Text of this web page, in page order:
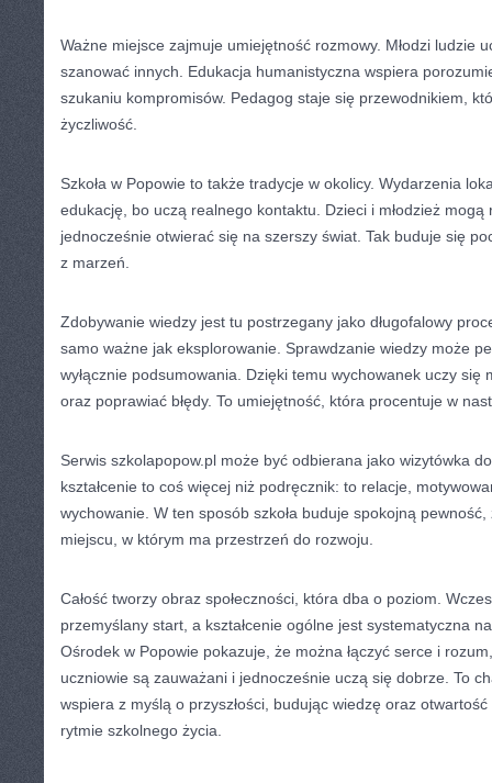
Ważne miejsce zajmuje umiejętność rozmowy. Młodzi ludzie
szanować innych. Edukacja humanistyczna wspiera
szukaniu kompromisów. Pedagog staje się przewodnikiem,
życzliwość.
Szkoła w Popowie to także tradycje w okolicy. Wydarzenia
edukację, bo uczą realnego kontaktu. Dzieci i młodzież
jednocześnie otwierać się na szerszy świat. Tak buduje się
z marzeń.
Zdobywanie wiedzy jest tu postrzegany jako długofalowy
samo ważne jak eksplorowanie. Sprawdzanie wiedzy może
wyłącznie podsumowania. Dzięki temu wychowanek uczy się
oraz poprawiać błędy. To umiejętność, która procentuje w
Serwis szkolapopow.pl może być odbierana jako wizytówka
kształcenie to coś więcej niż podręcznik: to relacje,
wychowanie. W ten sposób szkoła buduje spokojną
miejscu, w którym ma przestrzeń do rozwoju.
Całość tworzy obraz społeczności, która dba o poziom.
przemyślany start, a kształcenie ogólne jest systematyczna
Ośrodek w Popowie pokazuje, że można łączyć serce i
uczniowie są zauważani i jednocześnie uczą się dobrze. To
wspiera z myślą o przyszłości, budując wiedzę oraz
rytmie szkolnego życia.